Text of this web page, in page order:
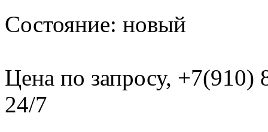
Состояние: новый
Цена по запросу, +7(910)
24/7